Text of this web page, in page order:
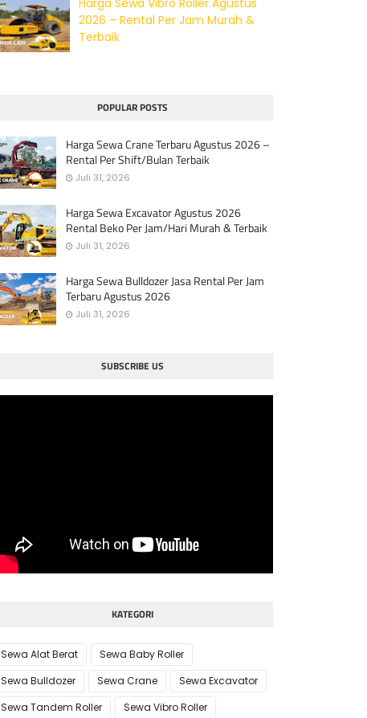
Harga Sewa Vibro Roller Agustus
2026 – Rental Per Jam Murah &
Terbaik
POPULAR POSTS
Harga Sewa Crane Terbaru Agustus 2026 –
Rental Per Shift/Bulan Terbaik
Juli 31, 2026
Harga Sewa Excavator Agustus 2026
Rental Beko Per Jam/Hari Murah & Terbaik
Juli 31, 2026
Harga Sewa Bulldozer Jasa Rental Per Jam
Terbaru Agustus 2026
Juli 31, 2026
SUBSCRIBE US
KATEGORI
Sewa Alat Berat
Sewa Baby Roller
Sewa Bulldozer
Sewa Crane
Sewa Excavator
Sewa Tandem Roller
Sewa Vibro Roller